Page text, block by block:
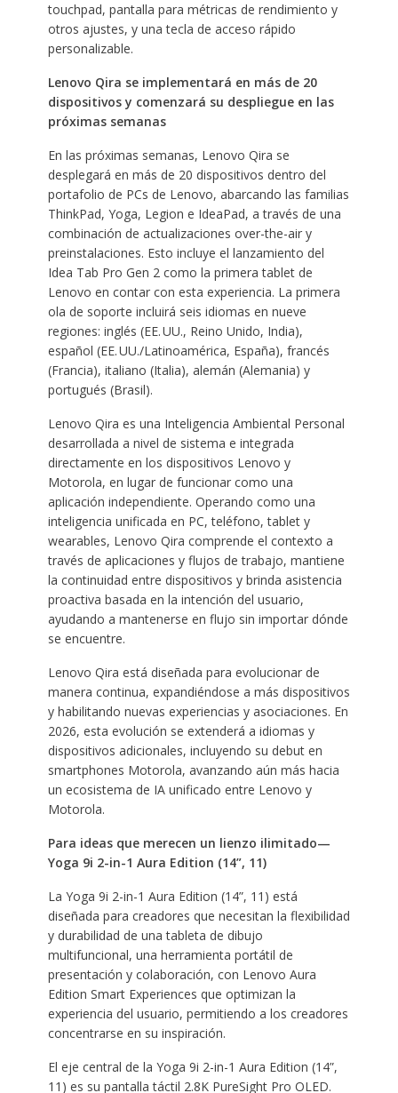
touchpad, pantalla para métricas de rendimiento y
otros ajustes, y una tecla de acceso rápido
personalizable.
Lenovo Qira se implementará en más de 20
dispositivos y comenzará su despliegue en las
próximas semanas
En las próximas semanas, Lenovo Qira se
desplegará en más de 20 dispositivos dentro del
portafolio de PCs de Lenovo, abarcando las familias
ThinkPad, Yoga, Legion e IdeaPad, a través de una
combinación de actualizaciones over-the-air y
preinstalaciones. Esto incluye el lanzamiento del
Idea Tab Pro Gen 2 como la primera tablet de
Lenovo en contar con esta experiencia. La primera
ola de soporte incluirá seis idiomas en nueve
regiones: inglés (EE. UU., Reino Unido, India),
español (EE. UU./Latinoamérica, España), francés
(Francia), italiano (Italia), alemán (Alemania) y
portugués (Brasil).
Lenovo Qira es una Inteligencia Ambiental Personal
desarrollada a nivel de sistema e integrada
directamente en los dispositivos Lenovo y
Motorola, en lugar de funcionar como una
aplicación independiente. Operando como una
inteligencia unificada en PC, teléfono, tablet y
wearables, Lenovo Qira comprende el contexto a
través de aplicaciones y flujos de trabajo, mantiene
la continuidad entre dispositivos y brinda asistencia
proactiva basada en la intención del usuario,
ayudando a mantenerse en flujo sin importar dónde
se encuentre.
Lenovo Qira está diseñada para evolucionar de
manera continua, expandiéndose a más dispositivos
y habilitando nuevas experiencias y asociaciones. En
2026, esta evolución se extenderá a idiomas y
dispositivos adicionales, incluyendo su debut en
smartphones Motorola, avanzando aún más hacia
un ecosistema de IA unificado entre Lenovo y
Motorola.
Para ideas que merecen un lienzo ilimitado—
Yoga 9i 2-in-1 Aura Edition (14”, 11)
La Yoga 9i 2-in-1 Aura Edition (14”, 11) está
diseñada para creadores que necesitan la flexibilidad
y durabilidad de una tableta de dibujo
multifuncional, una herramienta portátil de
presentación y colaboración, con Lenovo Aura
Edition Smart Experiences que optimizan la
experiencia del usuario, permitiendo a los creadores
concentrarse en su inspiración.
El eje central de la Yoga 9i 2-in-1 Aura Edition (14”,
11) es su pantalla táctil 2.8K PureSight Pro OLED.